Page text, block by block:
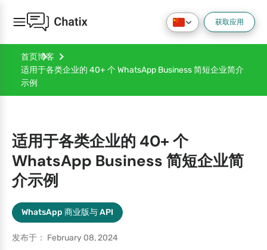
获取应用
首页博客
适用于各类企业的 40+ 个 WhatsApp Business 简短企业简介
示例
适用于各类企业的 40+ 个
WhatsApp Business 简短企业简
介示例
WhatsApp 商业版与 API
发布于： February 08, 2024